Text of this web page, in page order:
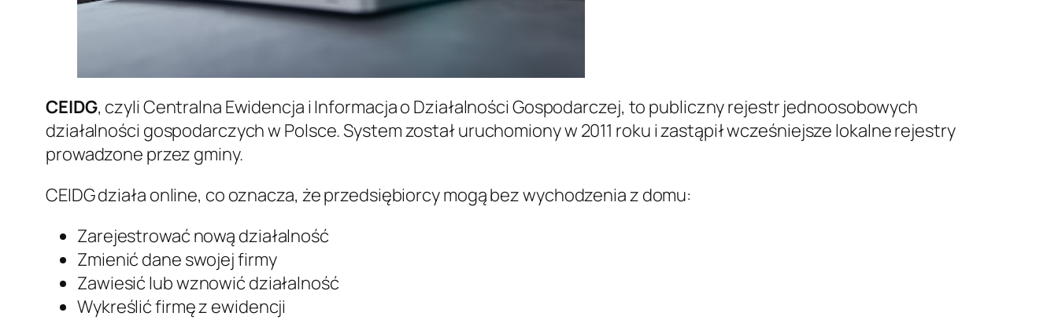
CEIDG, czyli Centralna Ewidencja i Informacja o Działalności Gospodarczej, to publiczny rejestr jednoosobowych
działalności gospodarczych w Polsce. System został uruchomiony w 2011 roku i zastąpił wcześniejsze lokalne rejestry
prowadzone przez gminy.
CEIDG działa online, co oznacza, że przedsiębiorcy mogą bez wychodzenia z domu:
Zarejestrować nową działalność
Zmienić dane swojej firmy
Zawiesić lub wznowić działalność
Wykreślić firmę z ewidencji